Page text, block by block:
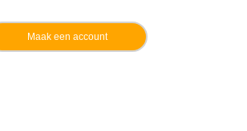
Maak een account